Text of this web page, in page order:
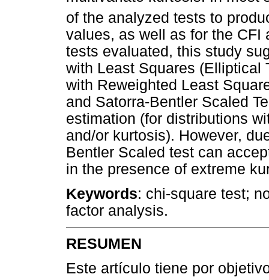
of the analyzed tests to
values, as well as for the CFI
tests evaluated, this study
with Least Squares (Elliptical
with Reweighted Least
and Satorra-Bentler Scaled
estimation (for distributions
and/or kurtosis). However,
Bentler Scaled test can
in the presence of extreme
Keywords: chi-square test;
factor analysis.
RESUMEN
Este artículo tiene por